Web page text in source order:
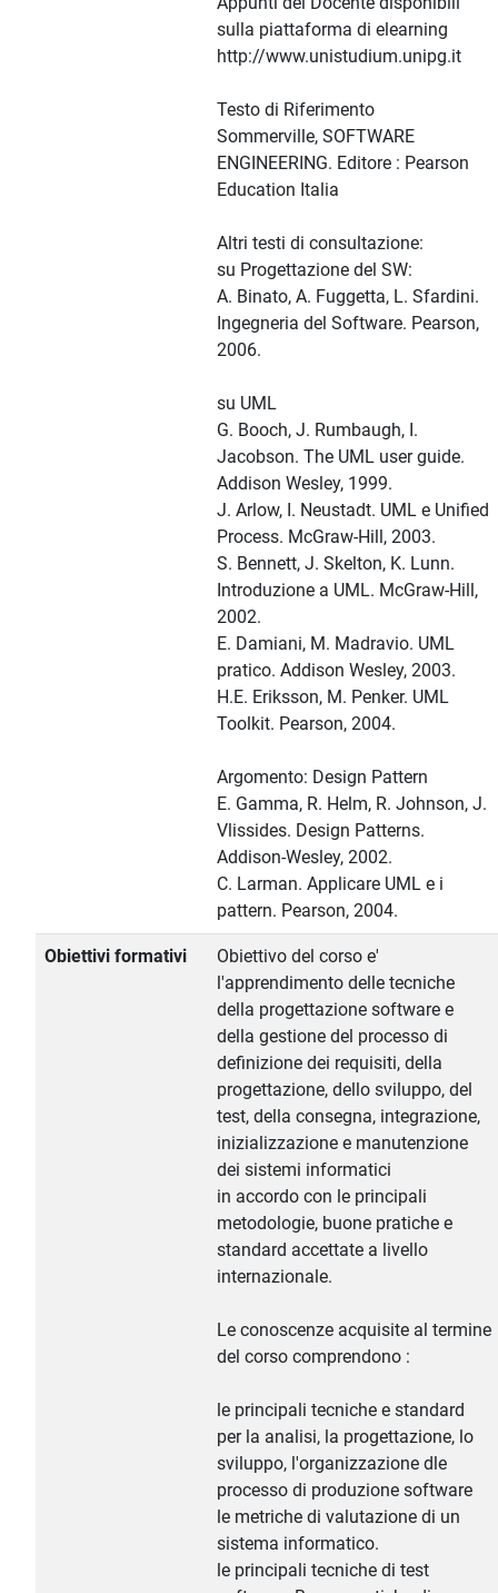
sulla piattaforma di elearning
http://www.unistudium.unipg.it
Testo di Riferimento
Sommerville, SOFTWARE
ENGINEERING. Editore : Pearson
Education Italia
Altri testi di consultazione:
su Progettazione del SW:
A. Binato, A. Fuggetta, L. Sfardini.
Ingegneria del Software. Pearson,
2006.
su UML
G. Booch, J. Rumbaugh, I.
Jacobson. The UML user guide.
Addison Wesley, 1999.
J. Arlow, I. Neustadt. UML e Unified
Process. McGraw-Hill, 2003.
S. Bennett, J. Skelton, K. Lunn.
Introduzione a UML. McGraw-Hill,
2002.
E. Damiani, M. Madravio. UML
pratico. Addison Wesley, 2003.
H.E. Eriksson, M. Penker. UML
Toolkit. Pearson, 2004.
Argomento: Design Pattern
E. Gamma, R. Helm, R. Johnson, J.
Vlissides. Design Patterns.
Addison-Wesley, 2002.
C. Larman. Applicare UML e i
pattern. Pearson, 2004.
Obiettivi formativi
Obiettivo del corso e'
l'apprendimento delle tecniche
della progettazione software e
della gestione del processo di
definizione dei requisiti, della
progettazione, dello sviluppo, del
test, della consegna, integrazione,
inizializzazione e manutenzione
dei sistemi informatici
in accordo con le principali
metodologie, buone pratiche e
standard accettate a livello
internazionale.
Le conoscenze acquisite al termine
del corso comprendono :
le principali tecniche e standard
per la analisi, la progettazione, lo
sviluppo, l'organizzazione dle
processo di produzione software
le metriche di valutazione di un
sistema informatico.
le principali tecniche di test